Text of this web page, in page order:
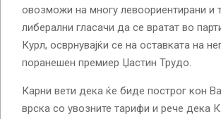
овозможи на многу левоориентирани и
либерални гласачи да се вратат во
Курл, осврнувајќи се на оставката на
поранешен премиер Џастин Трудо.
Карни вети дека ќе биде построг кон
врска со увозните тарифи и рече дека